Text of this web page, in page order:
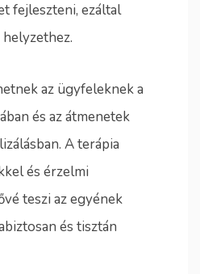
fejleszteni, ezáltal
az ügyfeleknek a
és az átmenetek
A terápia
és érzelmi
teszi az egyének
és tisztán